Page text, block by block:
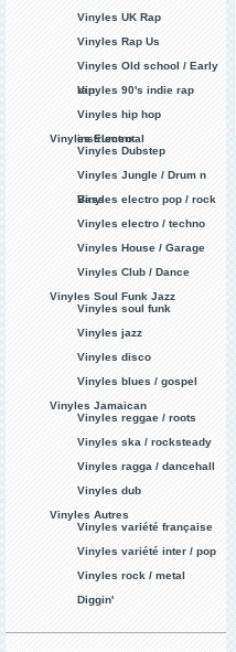
Vinyles UK Rap
Vinyles Rap Us
Vinyles Old school / Early
rap
Vinyles 90's indie rap
Vinyles hip hop
instrumental
Vinyles Electro
Vinyles Dubstep
Vinyles Jungle / Drum n
Bass
Vinyles electro pop / rock
Vinyles electro / techno
Vinyles House / Garage
Vinyles Club / Dance
Vinyles Soul Funk Jazz
Vinyles soul funk
Vinyles jazz
Vinyles disco
Vinyles blues / gospel
Vinyles Jamaican
Vinyles reggae / roots
Vinyles ska / rocksteady
Vinyles ragga / dancehall
Vinyles dub
Vinyles Autres
Vinyles variété française
Vinyles variété inter / pop
Vinyles rock / metal
Diggin'